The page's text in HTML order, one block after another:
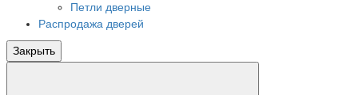
Петли дверные
Распродажа дверей
Закрыть